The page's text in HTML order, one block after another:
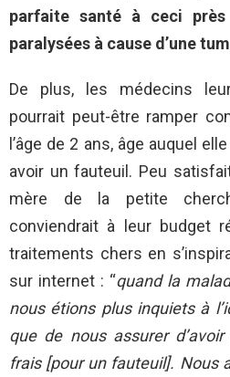
parfaite santé à ceci près
paralysées à cause d’une
De plus, les médecins
pourrait peut-être ramper
l’âge de 2 ans, âge auquel
avoir un fauteuil. Peu
mère de la petite
conviendrait à leur budget
traitements chers en
sur internet : “quand la
nous étions plus inquiets à
que de nous assurer
frais [pour un fauteuil]. Nous